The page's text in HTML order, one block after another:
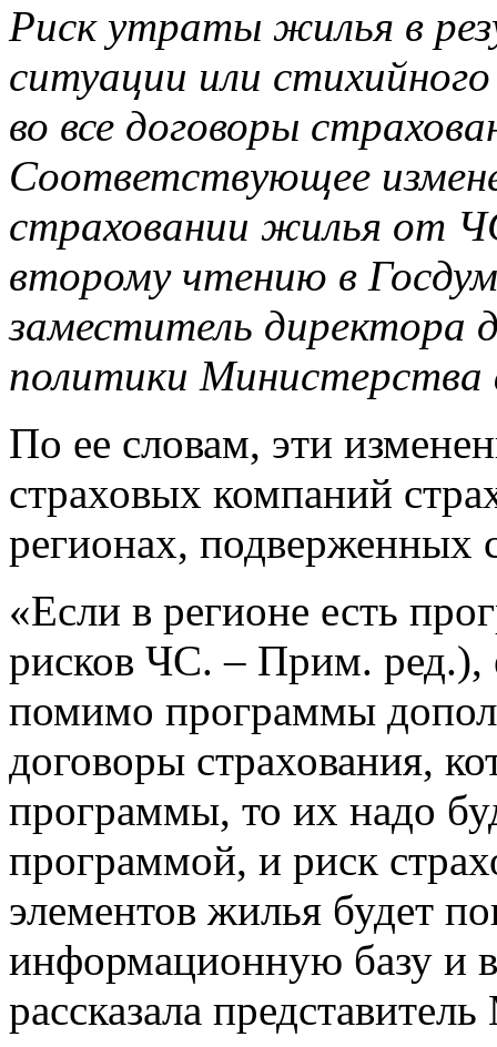
Риск утраты жилья в
ситуации или
во все договоры
Соответствующее
страховании жилья от
второму чтению в
заместитель директора
политики Министерства
По ее словам, эти
страховых компаний
регионах, подверженных
«Если в регионе есть
рисков ЧС. – Прим. ред.),
помимо программы
договоры страхования,
программы, то их надо
программой, и риск
элементов жилья будет
информационную базу и
рассказала